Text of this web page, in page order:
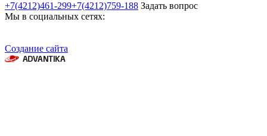
+7(4212)461-299+7(4212)759-188 Задать вопрос
Мы в социальных сетях:
Создание сайта